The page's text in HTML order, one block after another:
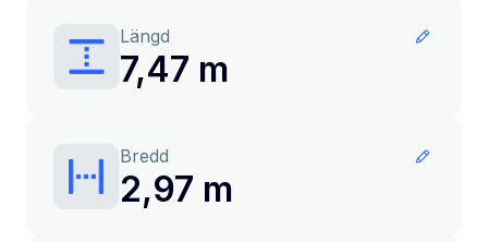
Längd
7,47 m
Bredd
2,97 m